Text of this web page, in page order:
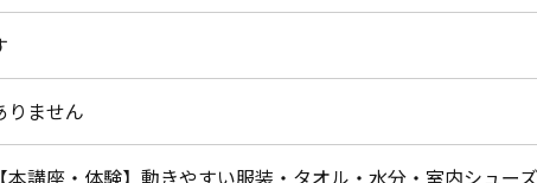
りません
本講座・体験】動きやすい服装・タオル・水分・室内シュー